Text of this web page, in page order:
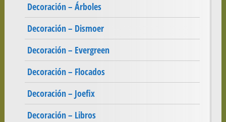
Decoración – Árboles
Decoración – Dismoer
Decoración – Evergreen
Decoración – Flocados
Decoración – Joefix
Decoración – Libros